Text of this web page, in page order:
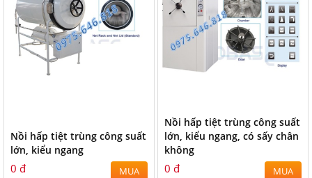
Nồi hấp tiệt trùng công suất
lớn, kiểu ngang
0 đ MUA
Nồi hấp tiệt trùng công suất
lớn, kiểu ngang, có sấy chân
không
0 đ MUA